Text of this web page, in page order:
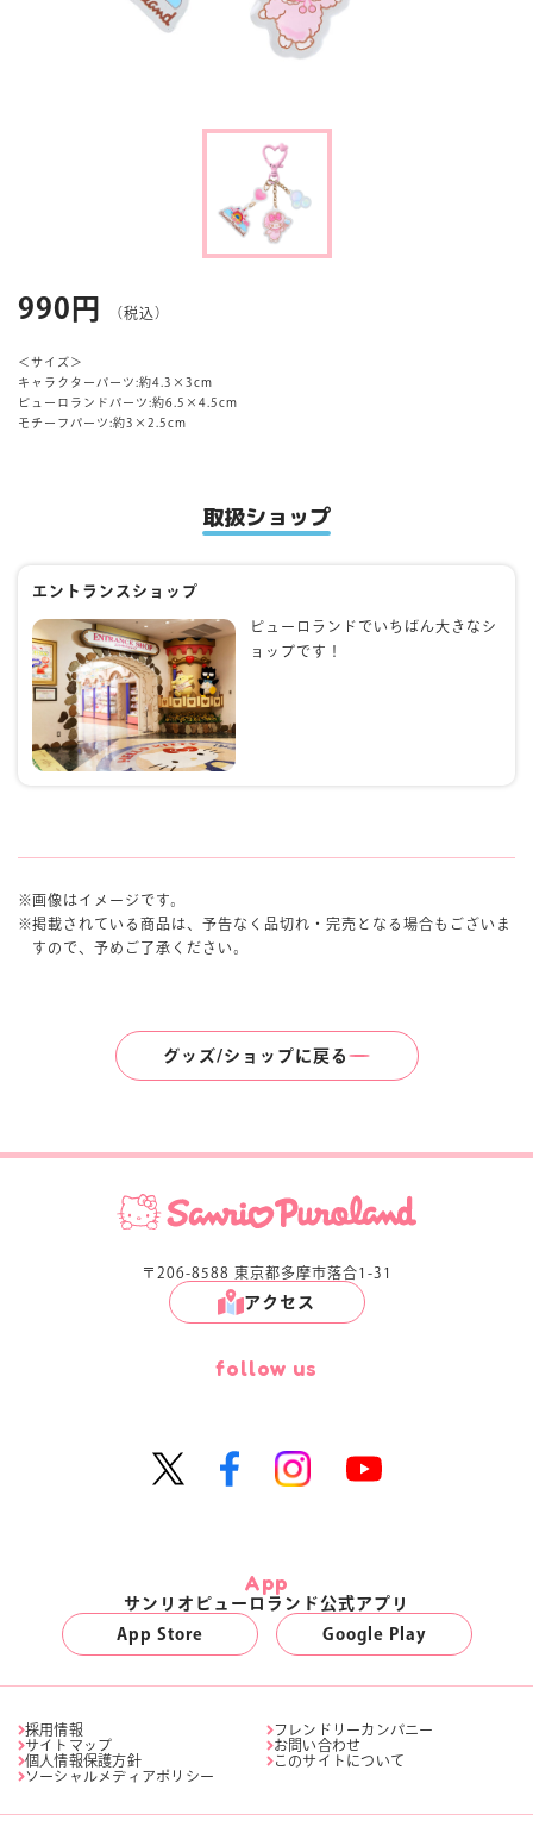
990円 （税込）
＜サイズ＞
キャラクターパーツ:約4.3×3cm
ピューロランドパーツ:約6.5×4.5cm
モチーフパーツ:約3×2.5cm
取扱ショップ
エントランスショップ
ピューロランドでいちばん大きなシ
ョップです！
画像はイメージです。
掲載されている商品は、予告なく品切れ・完売となる場合もございま
すので、予めご了承ください。
グッズ/ショップに戻る
〒206-8588 東京都多摩市落合1-31
アクセス
follow us
App
サンリオピューロランド公式アプリ
App Store
Google Play
採用情報
フレンドリーカンパニー
サイトマップ
お問い合わせ
個人情報保護方針
このサイトについて
ソーシャルメディアポリシー